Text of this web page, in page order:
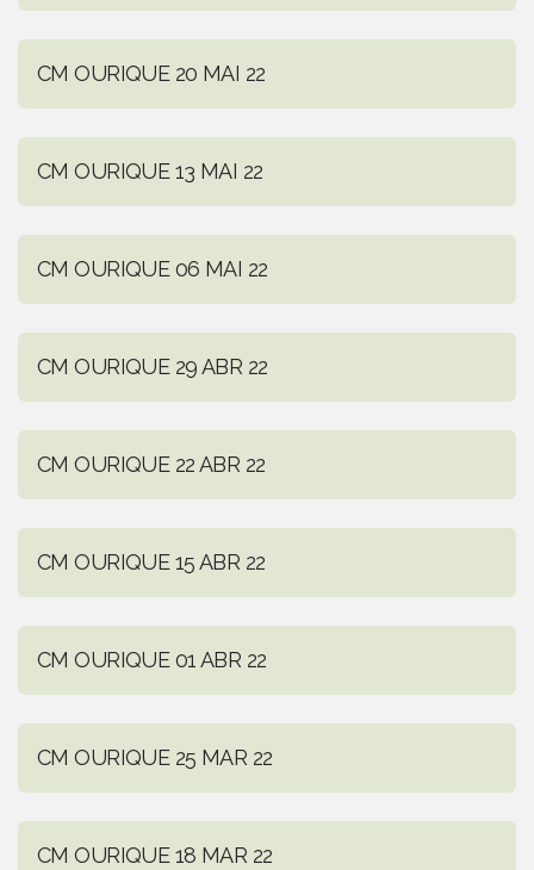
CM OURIQUE 20 MAI 22
CM OURIQUE 13 MAI 22
CM OURIQUE 06 MAI 22
CM OURIQUE 29 ABR 22
CM OURIQUE 22 ABR 22
CM OURIQUE 15 ABR 22
CM OURIQUE 01 ABR 22
CM OURIQUE 25 MAR 22
CM OURIQUE 18 MAR 22